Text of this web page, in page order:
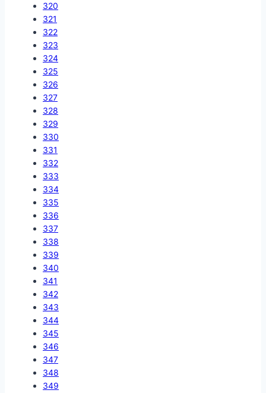
320
321
322
323
324
325
326
327
328
329
330
331
332
333
334
335
336
337
338
339
340
341
342
343
344
345
346
347
348
349